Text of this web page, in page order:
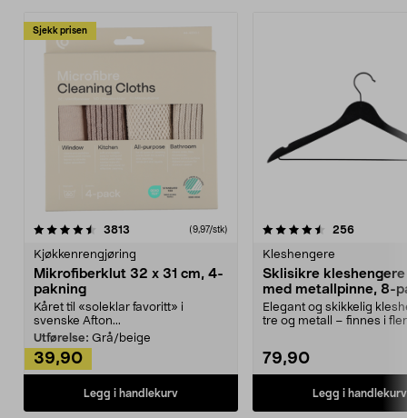
Sjekk prisen
3813 anmeldelser(9,97/stk)
Kjøkkenrengjøring
Mikrofiberklut 32 x 31 cm, 4-
pakning
Kåret til «soleklar favoritt» i
svenske Afton...
Utførelse: Grå/beige
39,90
Legg i handlekurv
4.5av 5 stjerner 256
Kleshengere
Sklisikre
med metallpinne, 8-
Elegant og skikkelig
tre og metall – finnes i
79,90
Legg i handlekurv
4.5av 5 stjerner